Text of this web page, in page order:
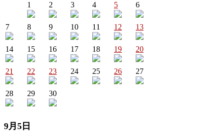
1 2 3 4 5 6
7 8 9 10 11 12 13
14 15 16 17 18 19 20
21 22 23 24 25 26 27
28 29 30
9月5日